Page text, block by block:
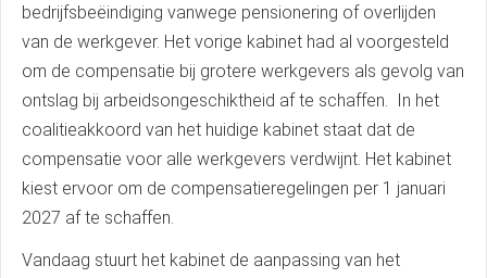
bedrijfsbeëindiging vanwege pensionering of overlijden
van de werkgever. Het vorige kabinet had al voorgesteld
om de compensatie bij grotere werkgevers als gevolg van
ontslag bij arbeidsongeschiktheid af te schaffen. In het
coalitieakkoord van het huidige kabinet staat dat de
compensatie voor alle werkgevers verdwijnt. Het kabinet
kiest ervoor om de compensatieregelingen per 1 januari
2027 af te schaffen.
Vandaag stuurt het kabinet de aanpassing van het